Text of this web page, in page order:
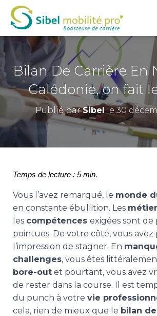
Bilan De Carrière En
Calédonie, on fait
Publié parSibelle30
Temps de lecture : 5 min.
Vous l’avez remarqué, le monde
en constante ébullition. Les
les compétences exigées sont
pointues. De votre côté, vous
l’impression de stagner. En
challenges, vous êtes
bore-out et pourtant, vous avez
de rester dans la course. Il est
du punch à votre vie
cela, rien de mieux que le bilan